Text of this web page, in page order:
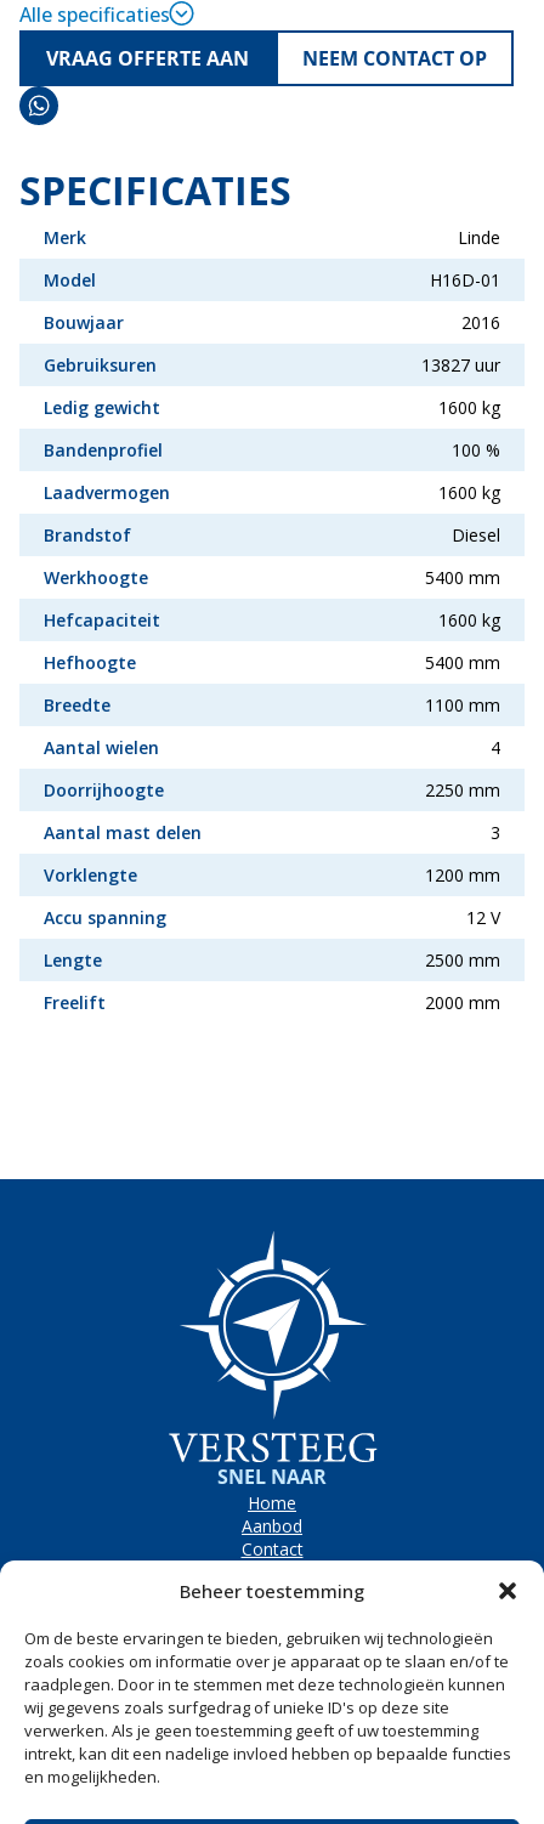
Beheer toestemming
Om de beste ervaringen te bieden, gebruiken wij technologieën
zoals cookies om informatie over je apparaat op te slaan en/of te
raadplegen. Door in te stemmen met deze technologieën kunnen
wij gegevens zoals surfgedrag of unieke ID's op deze site
verwerken. Als je geen toestemming geeft of uw toestemming
intrekt, kan dit een nadelige invloed hebben op bepaalde functies
en mogelijkheden.
Alle specificaties
VRAAG OFFERTE AAN
NEEM CONTACT OP
SPECIFICATIES
Merk
Linde
Model
H16D-01
Bouwjaar
2016
Gebruiksuren
13827 uur
Ledig gewicht
1600 kg
Bandenprofiel
100 %
Laadvermogen
1600 kg
Brandstof
Diesel
Werkhoogte
5400 mm
Hefcapaciteit
1600 kg
Hefhoogte
5400 mm
Breedte
1100 mm
Aantal wielen
4
Doorrijhoogte
2250 mm
Aantal mast delen
3
Vorklengte
1200 mm
Accu spanning
12 V
Lengte
2500 mm
Freelift
2000 mm
SNEL NAAR
Home
Aanbod
Contact
Westerpolder 6e, Dronryp
Maandag t/m vrijdag
8.00 tot 17.00
Zaterdag
Op afspraak
CONTACT
Westerpolder 6e
9035 VS Dronryp